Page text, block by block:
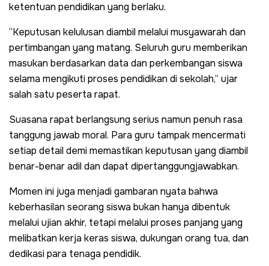
ketentuan pendidikan yang berlaku.
“Keputusan kelulusan diambil melalui musyawarah dan
pertimbangan yang matang. Seluruh guru memberikan
masukan berdasarkan data dan perkembangan siswa
selama mengikuti proses pendidikan di sekolah,” ujar
salah satu peserta rapat.
Suasana rapat berlangsung serius namun penuh rasa
tanggung jawab moral. Para guru tampak mencermati
setiap detail demi memastikan keputusan yang diambil
benar-benar adil dan dapat dipertanggungjawabkan.
Momen ini juga menjadi gambaran nyata bahwa
keberhasilan seorang siswa bukan hanya dibentuk
melalui ujian akhir, tetapi melalui proses panjang yang
melibatkan kerja keras siswa, dukungan orang tua, dan
dedikasi para tenaga pendidik.